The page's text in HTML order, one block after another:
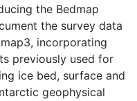
the Bedmap
the survey data
incorporating
previously used for
ice bed, surface and
geophysical